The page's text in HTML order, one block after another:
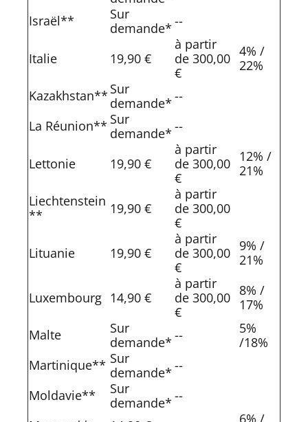
Israël**
Sur
demande* --
Italie 19,90 €
à partir
de 300,00
€
4% /
22%
Kazakhstan** Sur
demande* --
La Réunion** Sur
demande* --
Lettonie 19,90 €
à partir
de 300,00
€
12% /
21%
Liechtenstein
**
19,90 €
à partir
de 300,00
€
Lituanie
19,90 €
à partir
de 300,00
€
9% /
21%
Luxembourg 14,90 €
à partir
de 300,00
€
8% /
17%
Malte
Sur
demande* --
5%
/18%
Martinique** Sur
demande* --
Moldavie**
Sur
demande* --
6% /